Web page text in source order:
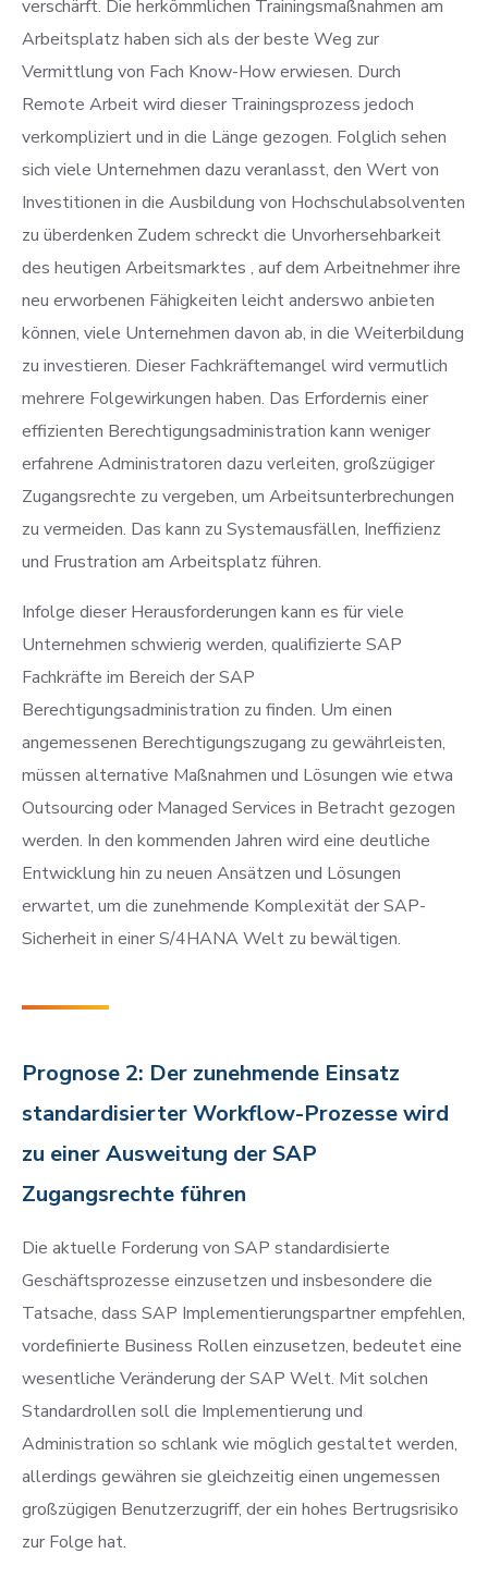
verschärft. Die herkömmlichen Trainingsmaßnahmen am
Arbeitsplatz haben sich als der beste Weg zur
Vermittlung von Fach Know-How erwiesen. Durch
Remote Arbeit wird dieser Trainingsprozess jedoch
verkompliziert und in die Länge gezogen. Folglich sehen
sich viele Unternehmen dazu veranlasst, den Wert von
Investitionen in die Ausbildung von Hochschulabsolventen
zu überdenken Zudem schreckt die Unvorhersehbarkeit
des heutigen Arbeitsmarktes , auf dem Arbeitnehmer ihre
neu erworbenen Fähigkeiten leicht anderswo anbieten
können, viele Unternehmen davon ab, in die Weiterbildung
zu investieren. Dieser Fachkräftemangel wird vermutlich
mehrere Folgewirkungen haben. Das Erfordernis einer
effizienten Berechtigungsadministration kann weniger
erfahrene Administratoren dazu verleiten, großzügiger
Zugangsrechte zu vergeben, um Arbeitsunterbrechungen
zu vermeiden. Das kann zu Systemausfällen, Ineffizienz
und Frustration am Arbeitsplatz führen.
Infolge dieser Herausforderungen kann es für viele
Unternehmen schwierig werden, qualifizierte SAP
Fachkräfte im Bereich der SAP
Berechtigungsadministration zu finden. Um einen
angemessenen Berechtigungszugang zu gewährleisten,
müssen alternative Maßnahmen und Lösungen wie etwa
Outsourcing oder Managed Services in Betracht gezogen
werden. In den kommenden Jahren wird eine deutliche
Entwicklung hin zu neuen Ansätzen und Lösungen
erwartet, um die zunehmende Komplexität der SAP-
Sicherheit in einer S/4HANA Welt zu bewältigen.
Prognose 2: Der zunehmende Einsatz
standardisierter Workflow-Prozesse wird
zu einer Ausweitung der SAP
Zugangsrechte führen
Die aktuelle Forderung von SAP standardisierte
Geschäftsprozesse einzusetzen und insbesondere die
Tatsache, dass SAP Implementierungspartner empfehlen,
vordefinierte Business Rollen einzusetzen, bedeutet eine
wesentliche Veränderung der SAP Welt. Mit solchen
Standardrollen soll die Implementierung und
Administration so schlank wie möglich gestaltet werden,
allerdings gewähren sie gleichzeitig einen ungemessen
großzügigen Benutzerzugriff, der ein hohes Bertrugsrisiko
zur Folge hat.